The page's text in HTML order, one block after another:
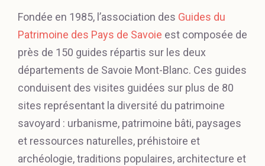
Fondée en 1985, l’association des Guides du
Patrimoine des Pays de Savoie est composée de
près de 150 guides répartis sur les deux
départements de Savoie Mont-Blanc. Ces guides
conduisent des visites guidées sur plus de 80
sites représentant la diversité du patrimoine
savoyard : urbanisme, patrimoine bâti, paysages
et ressources naturelles, préhistoire et
archéologie, traditions populaires, architecture et